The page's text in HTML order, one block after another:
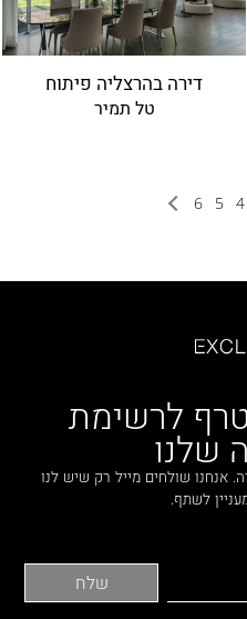
דירה בהרצליה פיתוח
טל תמיר
4
5
6
לרשימת
שלנו
אנחנו שולחים מייל רק שיש לנו
לשתף.